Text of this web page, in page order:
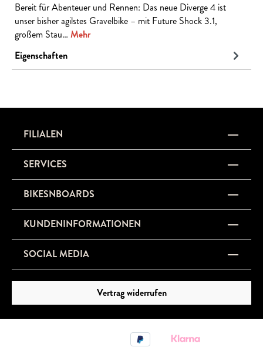
Bereit für Abenteuer und Rennen: Das neue Diverge 4 ist
unser bisher agilstes Gravelbike – mit Future Shock 3.1,
großem Stau… Mehr
Eigenschaften
FILIALEN
SERVICES
BIKESNBOARDS
KUNDENINFORMATIONEN
SOCIAL MEDIA
Vertrag widerrufen